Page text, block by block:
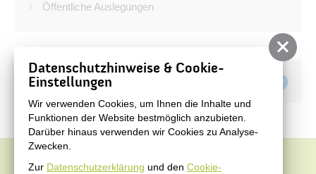
Stadtverwaltung
Öffentliche Auslegungen
Teilen auf
Datenschutzhinweise & Cookie-
Einstellungen
Wir verwenden Cookies, um Ihnen die Inhalte und
Funktionen der Website bestmöglich anzubieten.
Darüber hinaus verwenden wir Cookies zu Analyse-
Zwecken.
Zur Datenschutzerklärung und den Cookie-